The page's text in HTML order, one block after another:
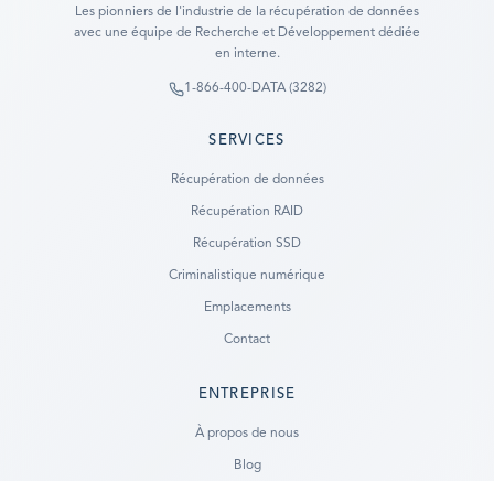
Les pionniers de l'industrie de la récupération de données
avec une équipe de Recherche et Développement dédiée
en interne.
1-866-400-DATA (3282)
SERVICES
Récupération de données
Récupération RAID
Récupération SSD
Criminalistique numérique
Emplacements
Contact
ENTREPRISE
À propos de nous
Blog